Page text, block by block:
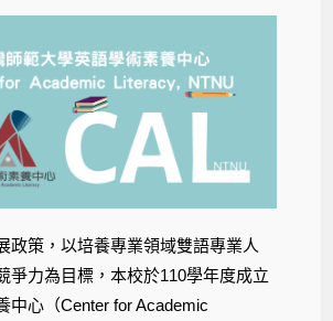
政策，以培養專業領域雙語專業人
爭力為目標，本校於110學年度成立
中心（Center for Academic